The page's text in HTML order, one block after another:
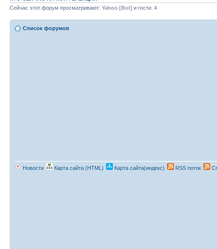
Сейчас этот форум просматривают: Yahoo [Bot] и гости: 4
Список форумов
Новости Карта сайта (HTML) Карта сайта(индекс) RSS поток